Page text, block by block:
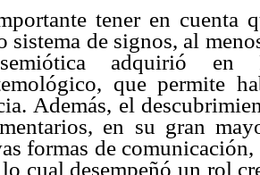
tener en cuenta
sistema de signos, al
adquirió en
que permite
Además, el
en su gran
formas de
cual desempeñó un rol